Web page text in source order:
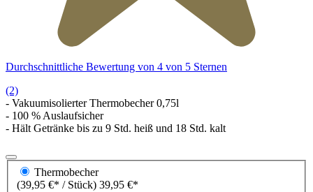
Durchschnittliche Bewertung von 4 von 5 Sternen
(2)
- Vakuumisolierter Thermobecher 0,75l
- 100 % Auslaufsicher
- Hält Getränke bis zu 9 Std. heiß und 18 Std. kalt
Thermobecher
(39,95 €* / Stück) 39,95 €*